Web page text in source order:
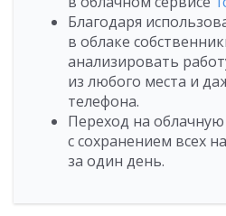
Благодаря
в облаке
анализировать
из любого места и
телефона.
Переход на
с сохранением всех
за один день.